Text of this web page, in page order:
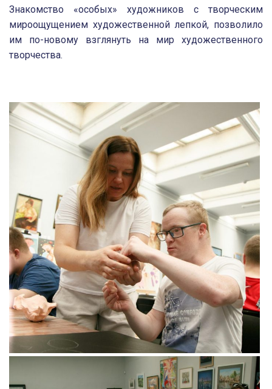
Знакомство «особых» художников с творческим
мироощущением художественной лепкой, позволило
им по-новому взглянуть на мир художественного
творчества.